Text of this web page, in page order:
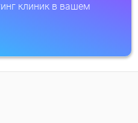
клиник в вашем